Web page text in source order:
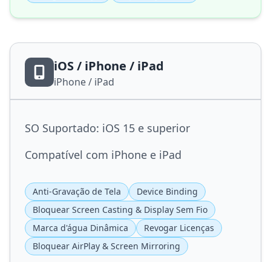
iOS / iPhone / iPad
iPhone / iPad
SO Suportado: iOS 15 e superior
Compatível com iPhone e iPad
Anti-Gravação de Tela
Device Binding
Bloquear Screen Casting & Display Sem Fio
Marca d'água Dinâmica
Revogar Licenças
Bloquear AirPlay & Screen Mirroring